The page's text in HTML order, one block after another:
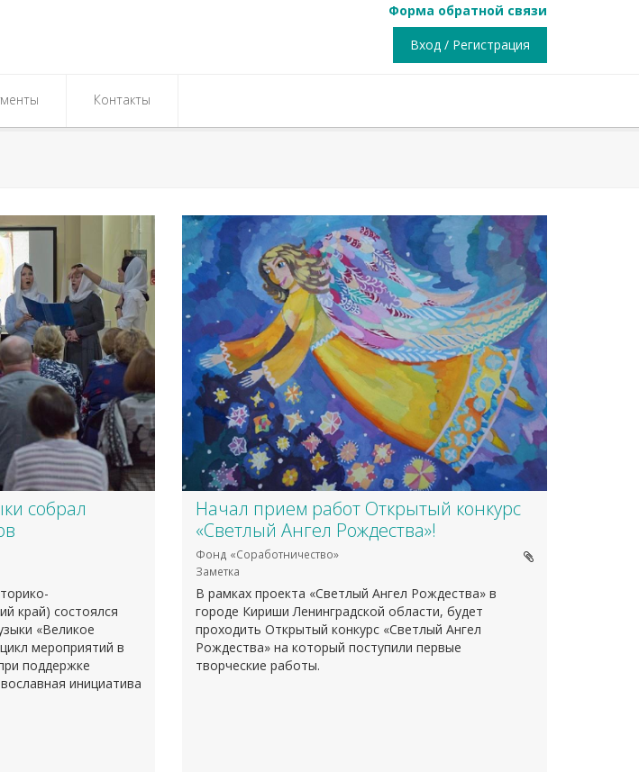
Форма обратной связи
Вход / Регистрация
Контакты
собрал
край) состоялся
«Великое
мероприятий в
поддержке
инициатива
Начал прием работ Открытый конкурс
«Светлый Ангел Рождества»!
Фонд «Соработничество»
Заметка
В рамках проекта «Светлый Ангел Рождества» в
городе Кириши Ленинградской области, будет
проходить Открытый конкурс «Светлый Ангел
Рождества» на который поступили первые
творческие работы.